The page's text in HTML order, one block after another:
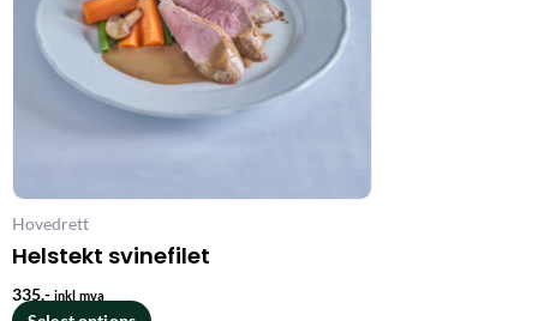
Hovedrett
Helstekt svinefilet
335,- inkl mva